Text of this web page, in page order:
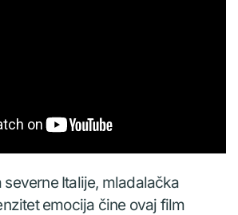
severne Italije, mladalačka
emocija čine ovaj film